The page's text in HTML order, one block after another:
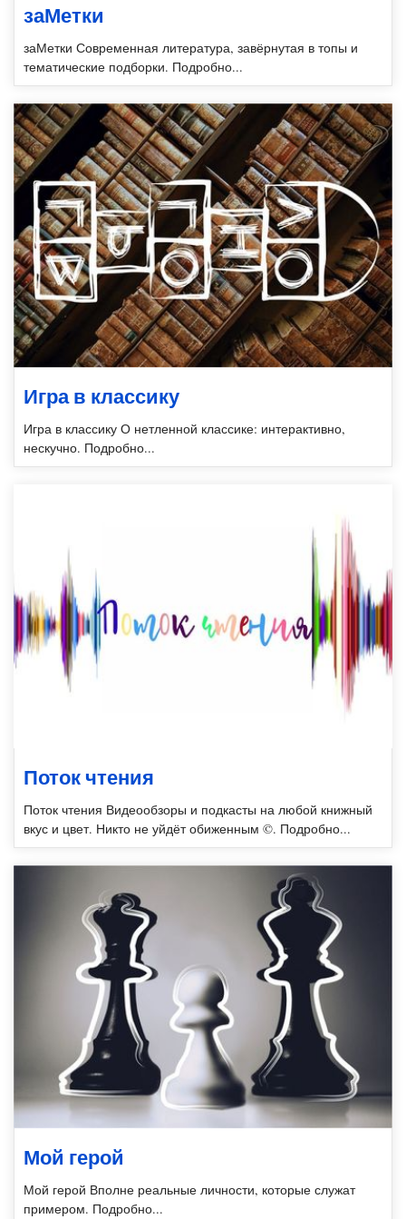
заМетки
заМетки Современная литература, завёрнутая в топы и
тематические подборки. Подробно...
Игра в классику
Игра в классику О нетленной классике: интерактивно,
нескучно. Подробно...
Поток чтения
Поток чтения Видеообзоры и подкасты на любой книжный
вкус и цвет. Никто не уйдёт обиженным ©. Подробно...
Мой герой
Мой герой Вполне реальные личности, которые служат
примером. Подробно...